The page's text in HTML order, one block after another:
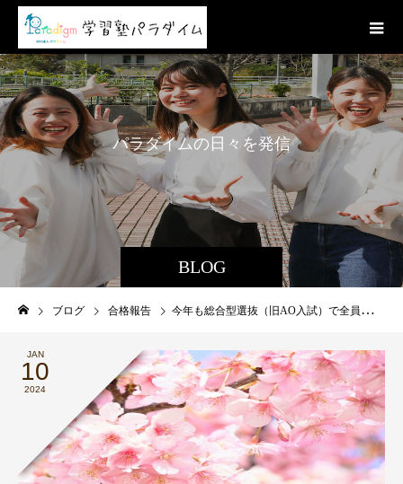
BLOG
パラダイムの 日 々 を発信
ブログ 合格報告 今年も総合型選抜（旧AO入試）で全員合格しました！
JAN
10
2024